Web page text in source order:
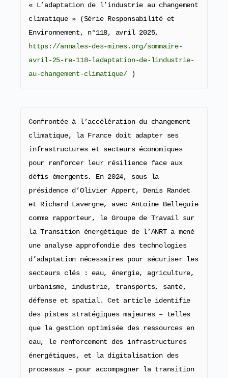
« L’adaptation de l’industrie au changement
climatique » (Série Responsabilité et
https://annales-des-mines.org/sommaire-
avril-25-re-118-ladaptation-de-lindustrie-
au-changement-climatique/ )
Confrontée à l’accélération du changement
climatique, la France doit adapter ses
infrastructures et secteurs économiques
pour renforcer leur résilience face aux
défis émergents. En 2024, sous la
présidence d’Olivier Appert, Denis Randet
et Richard Lavergne, avec Antoine Belleguie
comme rapporteur, le Groupe de Travail sur
la Transition énergétique de l’ANRT a mené
une analyse approfondie des technologies
d’adaptation nécessaires pour sécuriser les
secteurs clés : eau, énergie, agriculture,
urbanisme, industrie, transports, santé,
défense et spatial. Cet article identifie
des pistes stratégiques majeures – telles
que la gestion optimisée des ressources en
eau, le renforcement des infrastructures
énergétiques, et la digitalisation des
processus – pour accompagner la transition